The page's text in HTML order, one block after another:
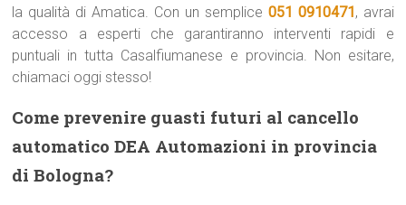
la qualità di Amatica. Con un semplice 051 0910471, avrai
accesso a esperti che garantiranno interventi rapidi e
puntuali in tutta Casalfiumanese e provincia. Non esitare,
chiamaci oggi stesso!
Come prevenire guasti futuri al cancello
automatico DEA Automazioni in provincia
di Bologna?